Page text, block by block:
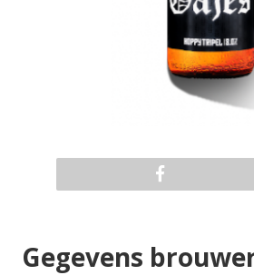
Gegevens